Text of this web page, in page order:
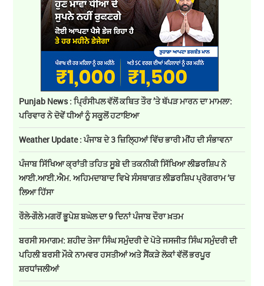
Punjab News : ਪ੍ਰਿੰਸੀਪਲ ਵੱਲੋਂ ਕਥਿਤ ਤੌਰ ’ਤੇ ਥੱਪੜ ਮਾਰਨ ਦਾ ਮਾਮਲਾ:
ਪਰਿਵਾਰ ਨੇ ਦੋਵੇਂ ਧੀਆਂ ਨੂੰ ਸਕੂਲੋਂ ਹਟਾਇਆ
Weather Update : ਪੰਜਾਬ ਦੇ 3 ਜ਼ਿਲ੍ਹਿਆਂ ਵਿੱਚ ਭਾਰੀ ਮੀਂਹ ਦੀ ਸੰਭਾਵਨਾ
ਪੰਜਾਬ ਸਿੱਖਿਆ ਕ੍ਰਾਂਤੀ ਤਹਿਤ ਸੂਬੇ ਦੀ ਤਕਨੀਕੀ ਸਿੱਖਿਆ ਲੀਡਰਸ਼ਿਪ ਨੇ
ਆਈ.ਆਈ.ਐਮ. ਅਹਿਮਦਾਬਾਦ ਵਿਖੇ ਸੰਸਥਾਗਤ ਲੀਡਰਸ਼ਿਪ ਪ੍ਰੋਗਰਾਮ ‘ਚ
ਲਿਆ ਹਿੱਸਾ
ਰੌਲੇ-ਗੌਲੇ ਮਗਰੋਂ ਭੂਪੇਸ਼ ਬਘੇਲ ਦਾ 9 ਦਿਨਾਂ ਪੰਜਾਬ ਦੌਰਾ ਖ਼ਤਮ
ਬਰਸੀ ਸਮਾਗਮ: ਸ਼ਹੀਦ ਤੇਜਾ ਸਿੰਘ ਸਮੁੰਦਰੀ ਦੇ ਪੋਤੇ ਜਸਜੀਤ ਸਿੰਘ ਸਮੁੰਦਰੀ ਦੀ
ਪਹਿਲੀ ਬਰਸੀ ਮੌਕੇ ਨਾਮਵਰ ਹਸਤੀਆਂ ਅਤੇ ਸੈਂਕੜੇ ਲੋਕਾਂ ਵੱਲੋਂ ਭਰਪੂਰ
ਸ਼ਰਧਾਂਜਲੀਆਂ